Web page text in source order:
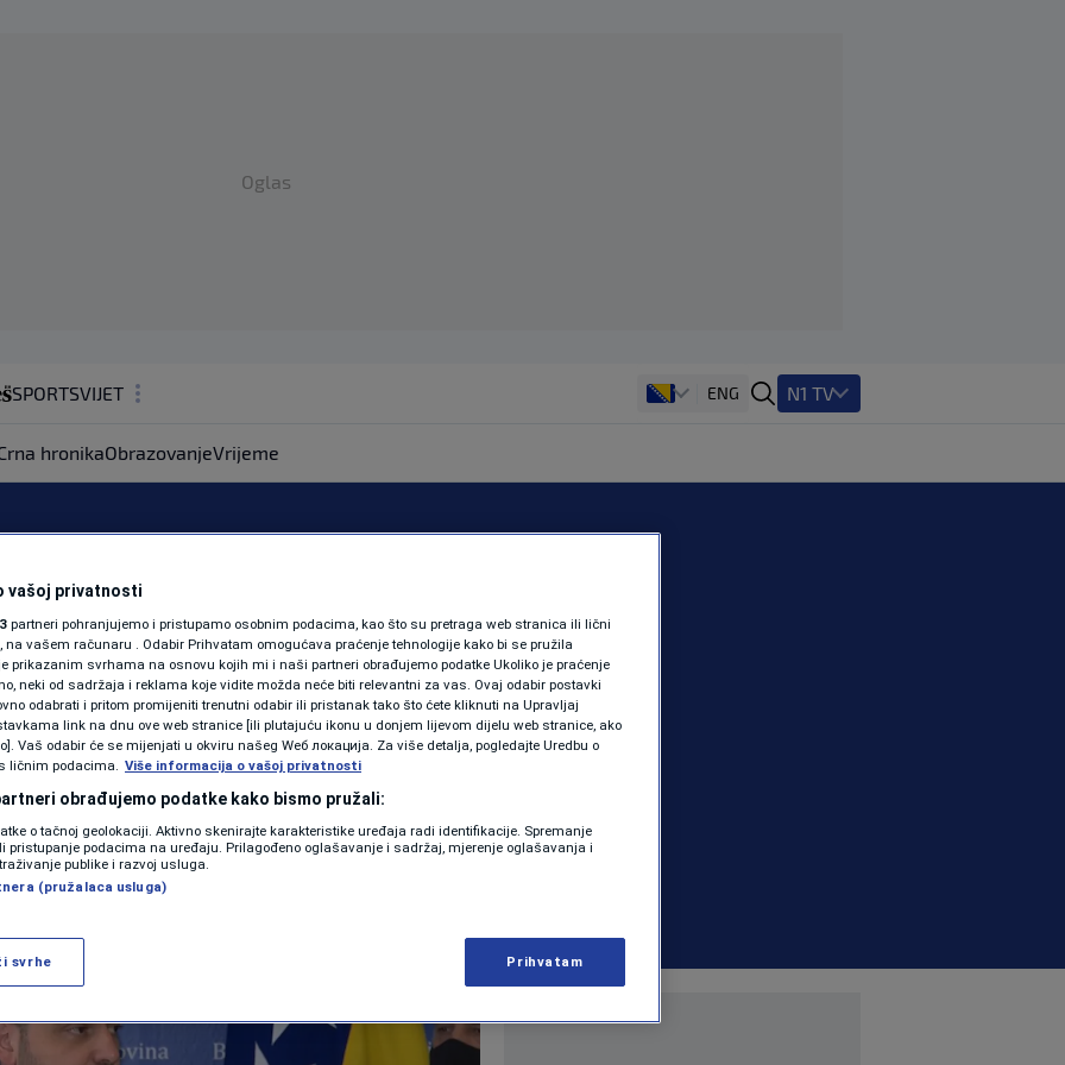
Oglas
SPORTSVIJET
ZDRAVLJE
SHOWBIZ
PODCAST
N1 SPECIJAL
FENOMENI
NEISTRAŽENO
VIRALNO
VIDEO
ENG N1 TV
hronikaObrazovanjeVrijeme
pragu smo afere
visokih dužnosnika
2021. 10:45 11:00 VIJESTI 0 komentara
Više
vašoj privatnosti
partneri pohranjujemo i pristupamo osobnim podacima, kao što su pretraga web stranica ili lični
na vašem računaru . Odabir Prihvatam omogućava praćenje tehnologije kako bi se pružila
prikazanim svrhama na osnovu kojih mi i naši partneri obrađujemo podatke Ukoliko je praćenje
neki od sadržaja i reklama koje vidite možda neće biti relevantni za vas. Ovaj odabir postavki
odabrati i pritom promijeniti trenutni odabir ili pristanak tako što ćete kliknuti na Upravljaj
link na dnu ove web stranice [ili plutajuću ikonu u donjem lijevom dijelu web stranice, ako
Vaš odabir će se mijenjati u okviru našeg Wеб локација. Za više detalja, pogledajte Uredbu o
ličnim podacima. Više informacija o vašoj privatnosti
obrađujemo podatke kako bismo pružali:
o tačnoj geolokaciji. Aktivno skenirajte karakteristike uređaja radi identifikacije. Spremanje
pristupanje podacima na uređaju. Prilagođeno oglašavanje i sadržaj, mjerenje oglašavanja i
publike i razvoj usluga.
(pružalaca usluga)
svrhe Prihvatam